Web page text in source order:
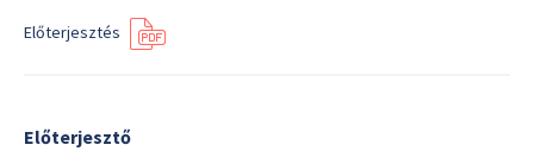
Előterjesztés
Előterjesztő